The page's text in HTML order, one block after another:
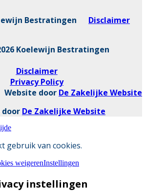
Bestratingen Disclaimer
Koelewijn Bestratingen
Disclaimer
Privacy Policy
Website door De Zakelijke Website
door De Zakelijke Website
gebruik van cookies.
weigerenInstellingen
instellingen